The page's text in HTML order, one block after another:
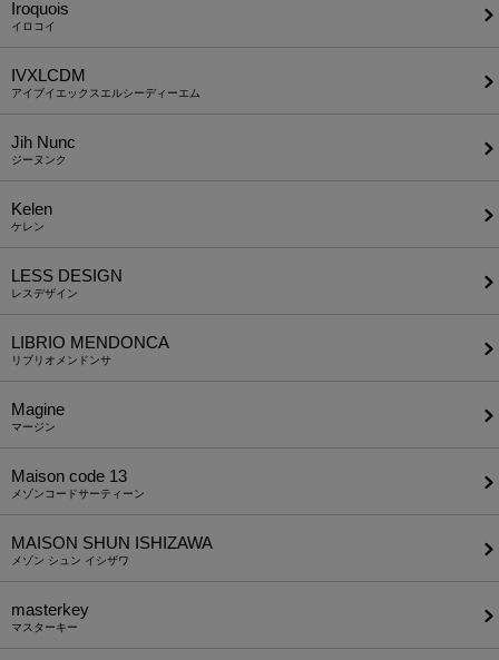
Iroquois
イロコイ
IVXLCDM
アイブイエックスエルシーディーエム
Jih Nunc
ジーヌンク
Kelen
ケレン
LESS DESIGN
レスデザイン
LIBRIO MENDONCA
リブリオメンドンサ
Magine
マージン
Maison code 13
メゾンコードサーティーン
MAISON SHUN ISHIZAWA
メゾン シュン イシザワ
masterkey
マスターキー